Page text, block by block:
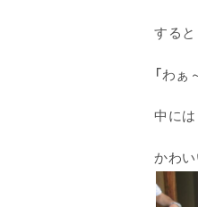
すると
「わぁ
中には
かわ